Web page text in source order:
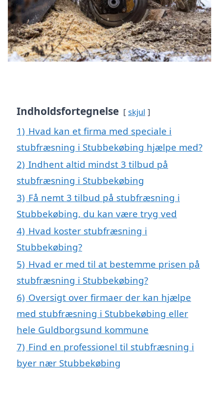
Indholdsfortegnelse skjul
1) Hvad kan et firma med speciale i
stubfræsning i Stubbekøbing hjælpe med?
2) Indhent altid mindst 3 tilbud på
stubfræsning i Stubbekøbing
3) Få nemt 3 tilbud på stubfræsning i
Stubbekøbing, du kan være tryg ved
4) Hvad koster stubfræsning i
Stubbekøbing?
5) Hvad er med til at bestemme prisen på
stubfræsning i Stubbekøbing?
6) Oversigt over firmaer der kan hjælpe
med stubfræsning i Stubbekøbing eller
hele Guldborgsund kommune
7) Find en professionel til stubfræsning i
byer nær Stubbekøbing